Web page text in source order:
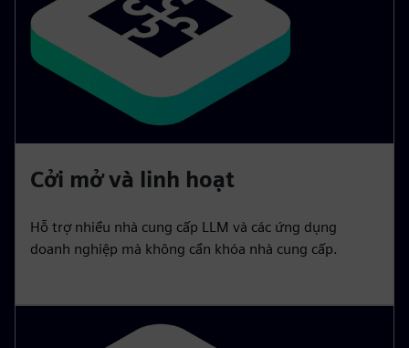
Cởi mở và linh hoạt
Hỗ trợ nhiều nhà cung cấp LLM và các ứng dụng
doanh nghiệp mà không cần khóa nhà cung cấp.